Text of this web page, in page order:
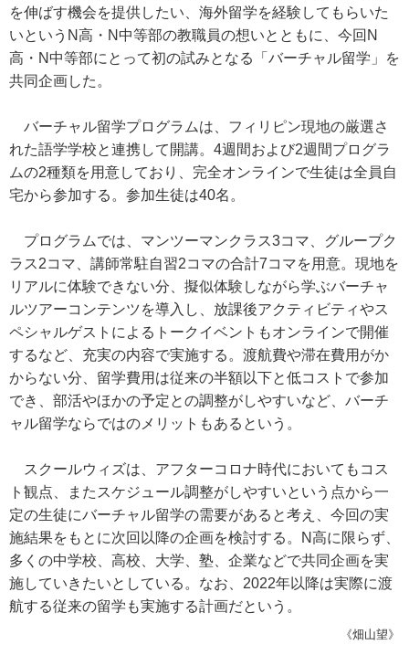
を伸ばす機会を提供したい、海外留学を経験してもらいた
いというN高・N中等部の教職員の想いとともに、今回N
高・N中等部にとって初の試みとなる「バーチャル留学」を
共同企画した。
バーチャル留学プログラムは、フィリピン現地の厳選さ
れた語学学校と連携して開講。4週間および2週間プログラ
ムの2種類を用意しており、完全オンラインで生徒は全員自
宅から参加する。参加生徒は40名。
プログラムでは、マンツーマンクラス3コマ、グループク
ラス2コマ、講師常駐自習2コマの合計7コマを用意。現地を
リアルに体験できない分、擬似体験しながら学ぶバーチャ
ルツアーコンテンツを導入し、放課後アクティビティやス
ペシャルゲストによるトークイベントもオンラインで開催
するなど、充実の内容で実施する。渡航費や滞在費用がか
からない分、留学費用は従来の半額以下と低コストで参加
でき、部活やほかの予定との調整がしやすいなど、バーチ
ャル留学ならではのメリットもあるという。
スクールウィズは、アフターコロナ時代においてもコス
ト観点、またスケジュール調整がしやすいという点から一
定の生徒にバーチャル留学の需要があると考え、今回の実
施結果をもとに次回以降の企画を検討する。N高に限らず、
多くの中学校、高校、大学、塾、企業などで共同企画を実
施していきたいとしている。なお、2022年以降は実際に渡
航する従来の留学も実施する計画だという。
《畑山望》